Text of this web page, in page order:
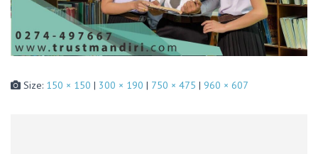
Size: 150 × 150 | 300 × 190 | 750 × 475 | 960 × 607